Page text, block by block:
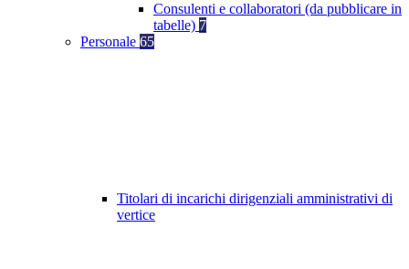
Consulenti e collaboratori (da pubblicare in
tabelle) 7
Personale 65
Titolari di incarichi dirigenziali amministrativi di
vertice